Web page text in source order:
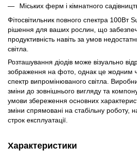
Міських ферм і кімнатного
Фітосвітильник повного спектра 100Вт
рішення для ваших рослин, що
продуктивність навіть за умов
світла.
Розташування діодів може візуально
зображення на фото, однак це жодним
спектр випромінюваного світла.
зміни до зовнішнього вигляду та
умови збереження основних
зміни спрямовані на стабільну роботу,
строк експлуатації.
Характеристики